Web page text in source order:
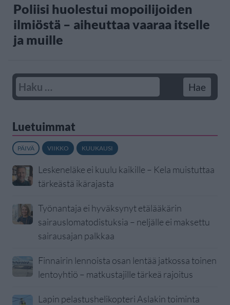
Poliisi huolestui mopoilijoiden
ilmiöstä – aiheuttaa vaaraa itselle
ja muille
Luetuimmat
PÄIVÄ VIIKKO KUUKAUSI
Leskeneläke ei kuulu kaikille – Kela muistuttaa
tärkeästä ikärajasta
Työnantaja ei hyväksynyt etälääkärin
sairauslomatodistuksia – neljälle ei maksettu
sairausajan palkkaa
Finnairin lennoista osan lentää jatkossa toinen
lentoyhtiö – matkustajille tärkeä rajoitus
Lapin pelastushelikopteri Aslakin toiminta